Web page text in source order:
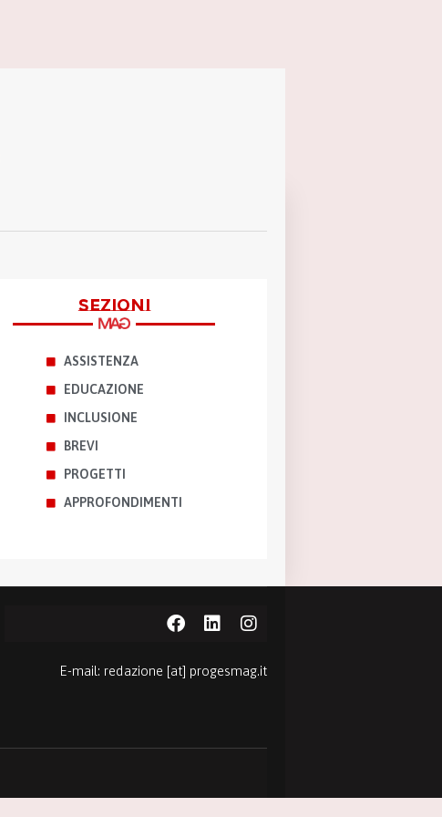
sezioni
ASSISTENZA
EDUCAZIONE
INCLUSIONE
BREVI
PROGETTI
APPROFONDIMENTI
E-mail: redazione [at] progesmag.it